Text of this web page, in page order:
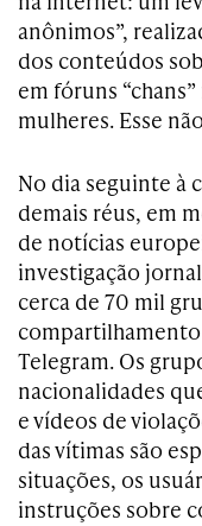
anônimos”,
dos conteúdos
em fóruns
mulheres. Esse
No dia seguinte à
demais réus, em
de notícias
investigação
cerca de 70 mil
Telegram. Os
nacionalidades
e vídeos de
das vítimas são
situações, os
instruções sobre